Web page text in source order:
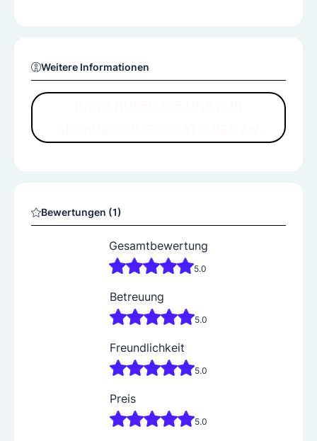
Weitere Informationen
Bewertungen (1)
Gesamtbewertung
5.0
Betreuung
5.0
Freundlichkeit
5.0
Preis
5.0